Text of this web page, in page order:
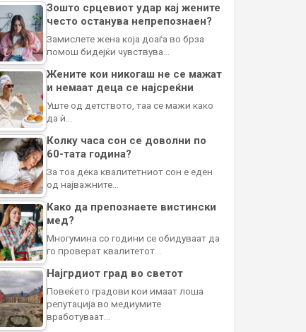
Зошто срцевиот удар кај жените
често останува непрепознаен?
Замислете жена која доаѓа во брза
помош бидејќи чувствува…
Жените кои никогаш не се мажат
и немаат деца се најсреќни
Уште од детството, таа се мажи како
да ѝ…
Колку часа сон се доволни по
60-тата година?
За тоа дека квалитетниот сон е еден
од најважните…
Како да препознаете вистински
мед?
Многумина со години се обидуваат да
го проверат квалитетот…
Најгрдиот град во светот
Повеќето градови кои имаат лоша
репутација во медиумите
вработуваат…